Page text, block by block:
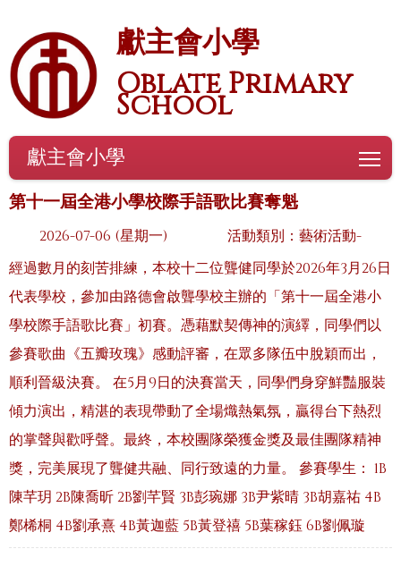
獻主會小學
Oblate Primary
School
獻主會小學
第十一屆全港小學校際手語歌比賽奪魁
2026-07-06 (星期一)
活動類別：藝術活動-
經過數月的刻苦排練，本校十二位聾健同學於2026年3月26日
代表學校，參加由路德會啟聾學校主辦的「第十一屆全港小
學校際手語歌比賽」初賽。憑藉默契傳神的演繹，同學們以
參賽歌曲《五瓣玫瑰》感動評審，在眾多隊伍中脫穎而出，
順利晉級決賽。 在5月9日的決賽當天，同學們身穿鮮豔服裝
傾力演出，精湛的表現帶動了全場熾熱氣氛，贏得台下熱烈
的掌聲與歡呼聲。最終，本校團隊榮獲金獎及最佳團隊精神
獎，完美展現了聾健共融、同行致遠的力量。 參賽學生： 1B
陳芊玥 2B陳喬昕 2B劉芊賢 3B彭琬娜 3B尹紫晴 3B胡嘉祐 4B
鄭桸桐 4B劉承熹 4B黃迦藍 5B黃登禧 5B葉稼鈺 6B劉佩璇